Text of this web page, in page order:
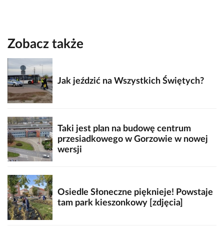
Zobacz także
Jak jeździć na Wszystkich Świętych?
Taki jest plan na budowę centrum
przesiadkowego w Gorzowie w nowej
wersji
Osiedle Słoneczne pięknieje! Powstaje
tam park kieszonkowy [zdjęcia]